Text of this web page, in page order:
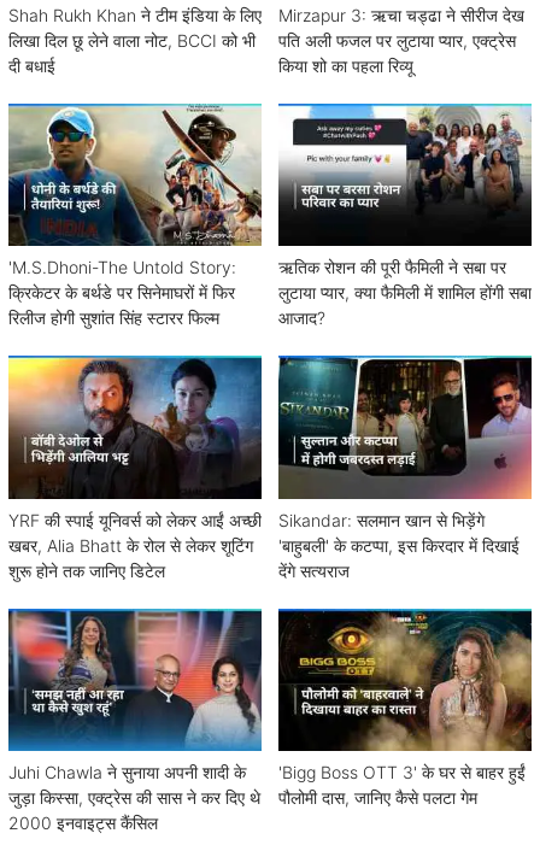
Shah Rukh Khan ने टीम इंडिया के लिए
लिखा दिल छू लेने वाला नोट, BCCI को भी
दी बधाई
Mirzapur 3: ऋचा चड्ढा ने सीरीज देख
पति अली फजल पर लुटाया प्यार, एक्ट्रेस
किया शो का पहला रिव्यू
'M.S.Dhoni-The Untold Story:
क्रिकेटर के बर्थडे पर सिनेमाघरों में फिर
रिलीज होगी सुशांत सिंह स्टारर फिल्म
ऋतिक रोशन की पूरी फैमिली ने सबा पर
लुटाया प्यार, क्या फैमिली में शामिल होंगी सबा
आजाद?
YRF की स्पाई यूनिवर्स को लेकर आईं अच्छी
खबर, Alia Bhatt के रोल से लेकर शूटिंग
शुरू होने तक जानिए डिटेल
Sikandar: सलमान खान से भिड़ेंगे
'बाहुबली' के कटप्पा, इस किरदार में दिखाई
देंगे सत्यराज
Juhi Chawla ने सुनाया अपनी शादी के
जुड़ा किस्सा, एक्ट्रेस की सास ने कर दिए थे
2000 इनवाइट्स कैंसिल
'Bigg Boss OTT 3' के घर से बाहर हुईं
पौलोमी दास, जानिए कैसे पलटा गेम